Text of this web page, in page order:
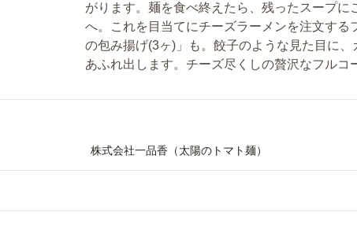
がります。麺を食べ終えたら、残ったスープ
へ。これを目当てにチーズラーメンを注文す
の包み揚げ(3ヶ)」も。餃子のような見た目に
あふれ出します。チーズ尽くしの贅沢なフルコ
株式会社一品香（太陽のトマト麺）